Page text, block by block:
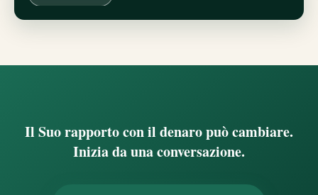
Il Suo rapporto con il denaro può cambiare.
Inizia da una conversazione.